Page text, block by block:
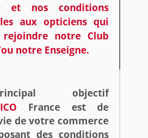
et nos conditions
aux opticiens qui
rejoindre notre Club
notre Enseigne.
objectif
France est de
de votre commerce
des conditions